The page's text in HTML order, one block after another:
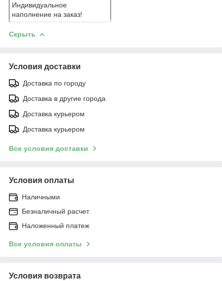
Индивидуальное
наполнение на заказ!
Скрыть
Условия доставки
Доставка по городу
Доставка в другие города
Доставка курьером
Доставка курьером
Все условия доставки
Условия оплаты
Наличными
Безналичный расчет
Наложенный платеж
Все условия оплаты
Условия возврата